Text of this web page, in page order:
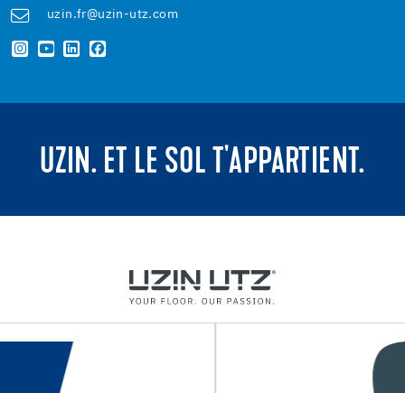
uzin.fr@uzin-utz.com
UZIN. ET LE SOL T'APPARTIENT.